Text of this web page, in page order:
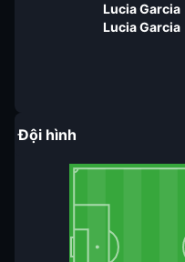
Lucia Garcia
Lucia Garcia
Đội hình